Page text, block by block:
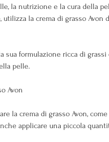
la nutrizione e la cura della
la crema di grasso Avon
sua formulazione ricca di
pelle.
Avon
la crema di grasso Avon,
applicare una piccola